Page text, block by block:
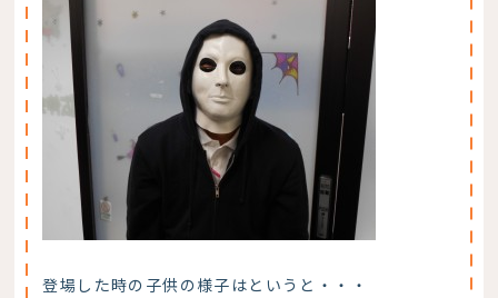
登場した時の子供の様子はというと・・・